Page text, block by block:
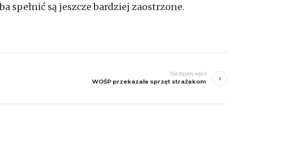
spełnić są jeszcze bardziej zaostrzone.
Następny wpis
WOŚP przekazała sprzęt strażakom